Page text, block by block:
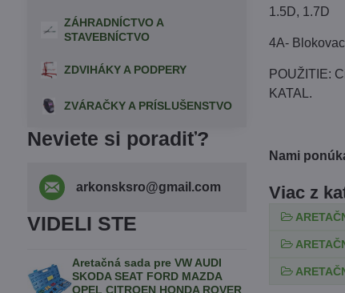
1.5D, 1.7D
4A-
POUŽITIE:
KATAL.
Nami
Viac z
ZÁHRADNÍCTVO A
STAVEBNÍCTVO
ZDVIHÁKY A PODPERY
ZVÁRAČKY A PRÍSLUŠENSTVO
Neviete si poradiť?
arkonsksro​@gmail​.com
VIDELI STE
Aretačná sada pre VW AUDI
SKODA SEAT FORD MAZDA
OPEL CITROEN HONDA ROVER